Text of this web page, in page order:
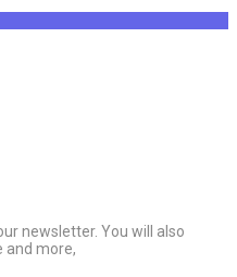
newsletter. You will also
and more,